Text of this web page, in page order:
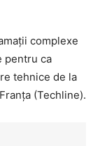
complexe
pentru ca
tehnice de la
(Techline).